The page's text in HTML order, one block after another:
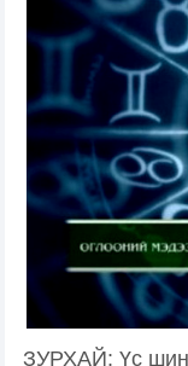
ЗУРХАЙ: Үс